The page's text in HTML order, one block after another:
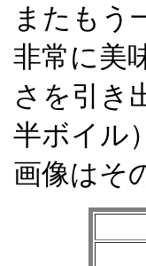
またもう
非常に美
さを引き
半ボイル
画像はそ